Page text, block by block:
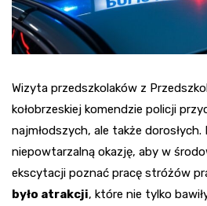
Wizyta przedszkolaków z
kołobrzeskiej komendzie policji
najmłodszych, ale także dorosłych.
niepowtarzalną okazję, aby w
ekscytacji poznać pracę stróżów
było atrakcji, które nie tylko